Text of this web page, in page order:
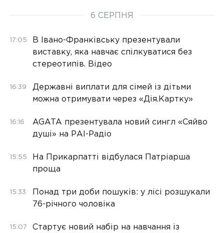
6 СЕРПНЯ
17:05
В Івано-Франківську презентували
виставку, яка навчає спілкуватися без
стереотипів. Відео
16:39
Державні виплати для сімей із дітьми
можна отримувати через «Дія.Картку»
16:16
AGATA презентувала новий сингл «Сяйво
душі» на РАІ-Радіо
15:55
На Прикарпатті відбулася Патріарша
проща
15:33
Понад три доби пошуків: у лісі розшукали
76-річного чоловіка
15:07 Стартує новий набір на навчання із